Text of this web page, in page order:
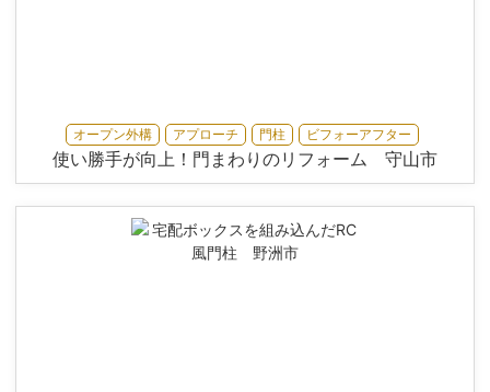
オープン外構 アプローチ 門柱 ビフォーアフター
使い勝手が向上！門まわりのリフォーム 守山市